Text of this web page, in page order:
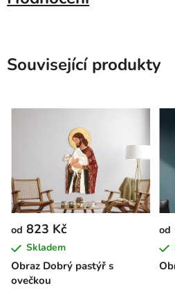
Související produkty
Obraz Dobrý pastýř s
ovečkou
od 823 Kč
Skladem
od